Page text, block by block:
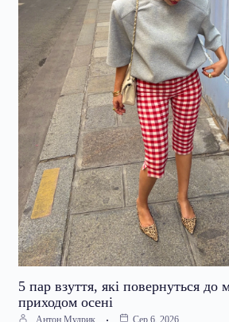
5 пар взуття, які повернуться до
приходом осені
Антон Мудрик Сер 6, 2026